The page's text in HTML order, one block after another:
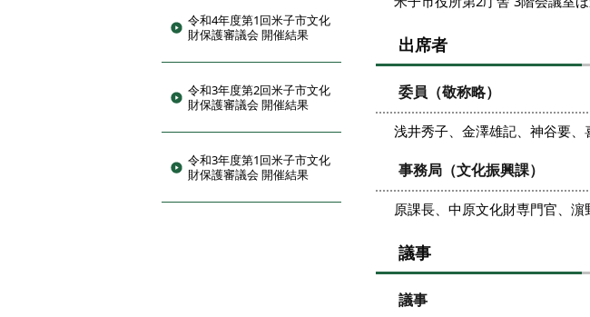
令和4年度第1回米子市文化
財保護審議会 開催結果
令和3年度第2回米子市文化
財保護審議会 開催結果
令和3年度第1回米子市文化
財保護審議会 開催結果
出席者
委員（敬称略）
浅井秀子、金澤雄記、神谷要
事務局（文化振興課）
原課長、中原文化財専門官、
議事
議事